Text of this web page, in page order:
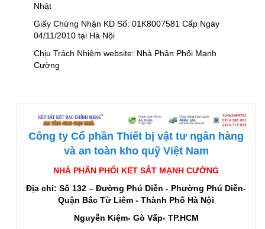
Nhật
Giấy Chứng Nhận KD Số: 01K8007581 Cấp Ngày
04/11/2010 tại Hà Nội
Chịu Trách Nhiệm website: Nhà Phân Phối Mạnh
Cường
Công ty Cổ phần Thiết bị vật tư ngân hàng
và an toàn kho quỹ Việt Nam
NHÀ PHÂN PHỐI KÉT SẮT MẠNH CƯỜNG
Địa chỉ: Số 132 – Đường Phú Diễn - Phường Phú Diễn-
Quận Bắc Từ Liêm - Thành Phố Hà Nội
Nguyễn Kiệm- Gò Vấp- TP.HCM